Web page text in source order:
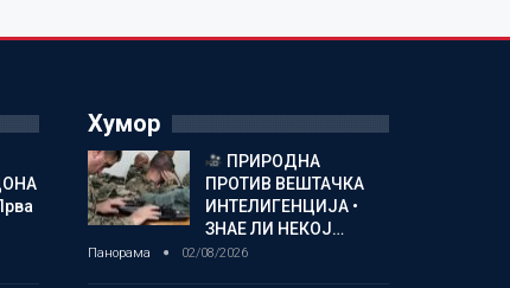
Хумор
ПРИРОДНА
ПРОТИВ ВЕШТАЧКА
ИНТЕЛИГЕНЦИЈА •
ЗНАЕ ЛИ НЕКОЈ…
Панорама 02/08/2026